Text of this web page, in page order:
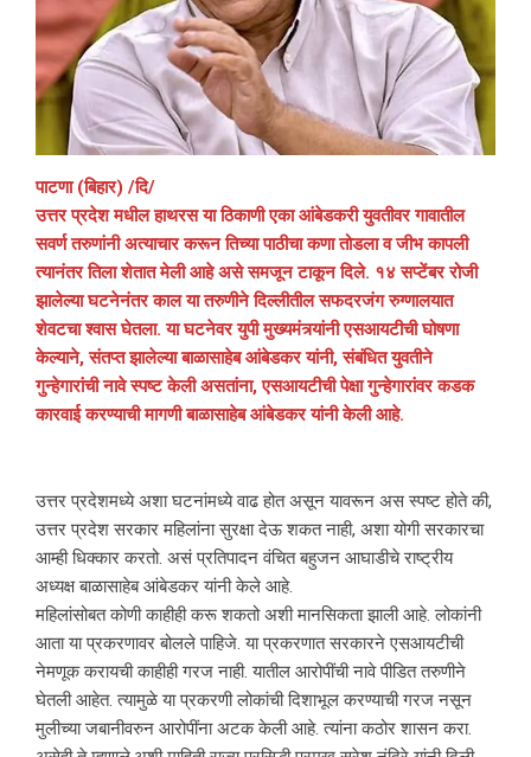
पाटणा (बिहार) /दि/
उत्तर प्रदेश मधील हाथरस या ठिकाणी एका आंबेडकरी युवतीवर गावातील
सवर्ण तरुणांनी अत्याचार करून तिच्या पाठीचा कणा तोडला व जीभ कापली
त्यानंतर तिला शेतात मेली आहे असे समजून टाकून दिले. १४ सप्टेंबर रोजी
झालेल्या घटनेनंतर काल या तरुणीने दिल्लीतील सफदरजंग रुग्णालयात
शेवटचा श्वास घेतला. या घटनेवर युपी मुख्यमंत्र्यांनी एसआयटीची घोषणा
केल्याने, संतप्त झालेल्या बाळासाहेब आंबेडकर यांनी, संबंधित युवतीने
गुन्हेगारांची नावे स्पष्ट केली असतांना, एसआयटीची पेक्षा गुन्हेगारांवर कडक
कारवाई करण्याची मागणी बाळासाहेब आंबेडकर यांनी केली आहे.
उत्तर प्रदेशमध्ये अशा घटनांमध्ये वाढ होत असून यावरून अस स्पष्ट होते की,
उत्तर प्रदेश सरकार महिलांना सुरक्षा देऊ शकत नाही, अशा योगी सरकारचा
आम्ही धिक्कार करतो. असं प्रतिपादन वंचित बहुजन आघाडीचे राष्ट्रीय
अध्यक्ष बाळासाहेब आंबेडकर यांनी केले आहे.
महिलांसोबत कोणी काहीही करू शकतो अशी मानसिकता झाली आहे. लोकांनी
आता या प्रकरणावर बोलले पाहिजे. या प्रकरणात सरकारने एसआयटीची
नेमणूक करायची काहीही गरज नाही. यातील आरोपींची नावे पीडित तरुणीने
घेतली आहेत. त्यामुळे या प्रकरणी लोकांची दिशाभूल करण्याची गरज नसून
मुलीच्या जबानीवरुन आरोपींना अटक केली आहे. त्यांना कठोर शासन करा.